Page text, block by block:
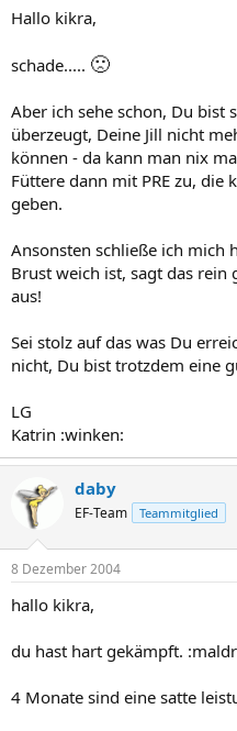
Hallo kikra,
schade..... 🙁
Aber ich sehe schon, Du bist
überzeugt, Deine Jill nicht
können - da kann man nix
Füttere dann mit PRE zu, die
geben.
Ansonsten schließe ich mich
Brust weich ist, sagt das
aus!
Sei stolz auf das was Du
nicht, Du bist trotzdem eine
LG
Katrin :winken:
daby
EF-Team Teammitglied
8 Dezember 2004
hallo kikra,
du hast hart gekämpft.
4 Monate sind eine satte